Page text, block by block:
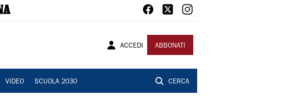
ACCEDI ABBONATI
VIDEO SCUOLA 2030 CERCA